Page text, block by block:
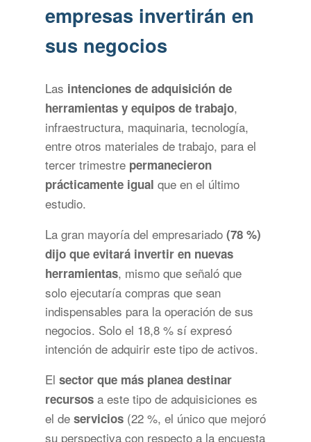
empresas invertirán en
sus negocios
Las intenciones de adquisición de
herramientas y equipos de trabajo,
infraestructura, maquinaria, tecnología,
entre otros materiales de trabajo, para el
tercer trimestre permanecieron
prácticamente igual que en el último
estudio.
La gran mayoría del empresariado (78 %)
dijo que evitará invertir en nuevas
herramientas, mismo que señaló que
solo ejecutaría compras que sean
indispensables para la operación de sus
negocios. Solo el 18,8 % sí expresó
intención de adquirir este tipo de activos.
El sector que más planea destinar
recursos a este tipo de adquisiciones es
el de servicios (22 %, el único que mejoró
su perspectiva con respecto a la encuesta